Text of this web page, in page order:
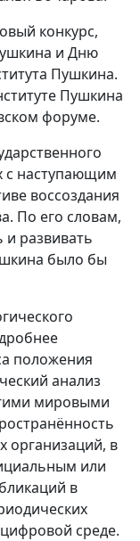
конкурс,
и Дню
Пушкина.
Пушкина
форуме.
с наступающим
воссоздания
По его словам,
и развивать
было бы
положения
анализ
мировыми
организаций, в
или
в
среде.